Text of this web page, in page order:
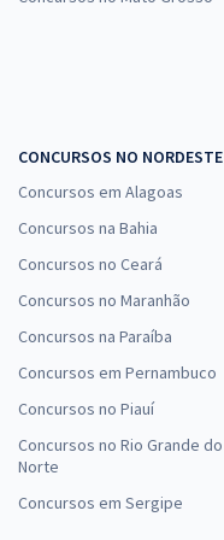
CONCURSOS NO NORDESTE
Concursos em Alagoas
Concursos na Bahia
Concursos no Ceará
Concursos no Maranhão
Concursos na Paraíba
Concursos em Pernambuco
Concursos no Piauí
Concursos no Rio Grande do
Norte
Concursos em Sergipe